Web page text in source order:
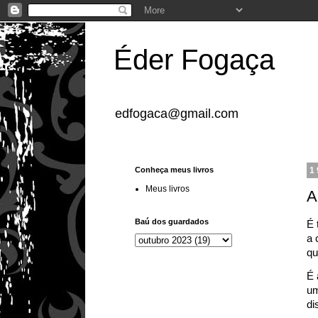
Éder Fogaça
edfogaca@gmail.com
É
a
É
Conheça meus livros
Meus livros
Baú dos guardados